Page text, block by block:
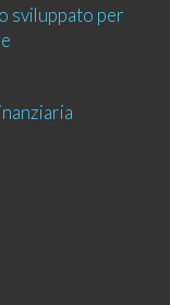
sviluppato per